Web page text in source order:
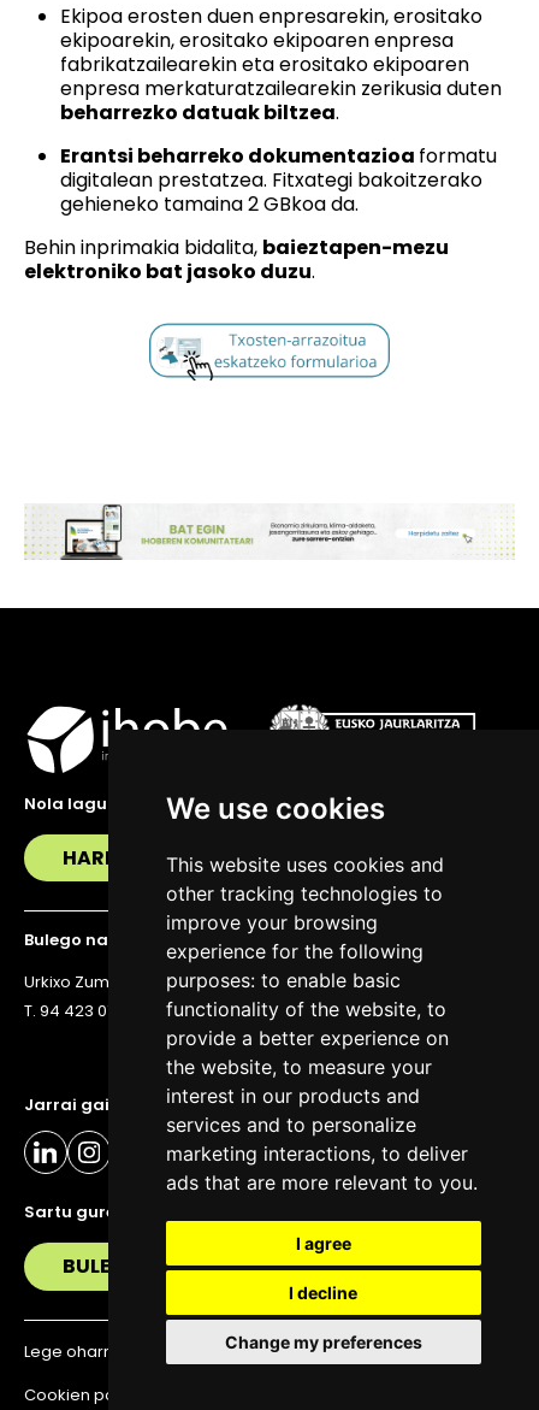
We use cookies
This website uses cookies and
other tracking technologies to
improve your browsing
experience for the following
purposes: to enable basic
functionality of the website, to
provide a better experience on
the website, to measure your
interest in our products and
services and to personalize
marketing interactions, to deliver
ads that are more relevant to you.
I agree
I decline
Change my preferences
Ekipoa erosten duen enpresarekin, erositako
ekipoarekin, erositako ekipoaren enpresa
fabrikatzailearekin eta erositako ekipoaren
enpresa merkaturatzailearekin zerikusia duten
beharrezko datuak biltzea.
Erantsi beharreko dokumentazioa formatu
digitalean prestatzea. Fitxategi bakoitzerako
gehieneko tamaina 2 GBkoa da.
Behin inprimakia bidalita, baieztapen-mezu
elektroniko bat jasoko duzu.
Jarrai gaitzazu eguneratuta egoteko
Sartu gure buletinera
BULETIN
Nola lagundu zaitzakegu?
HARREMANETAN JARRI
Bulego nagusia
Urkixo Zumarkalea 36, 6. solairua, 48011 Bilbo
T. 94 423 07 43
Lege oharra
Pribatutasun politika
Cookien politika